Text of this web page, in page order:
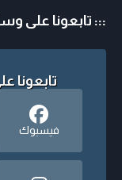
::: تابعونا على
تابعونا
فيسبوك